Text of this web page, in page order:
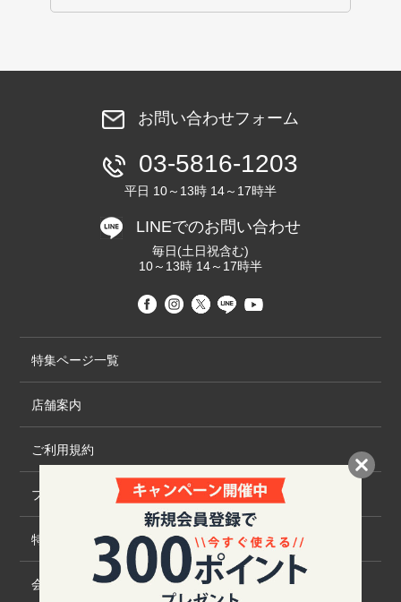
お問い合わせフォーム
03-5816-1203
平日 10～13時 14～17時半
LINEでのお問い合わせ
毎日(土日祝含む)
10～13時 14～17時半
特集ページ一覧
店舗案内
ご利用規約
プライバシーポリシー
特定商取引法について
会社概要